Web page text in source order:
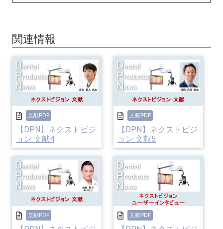
関連情報
文献PDF
【DPN】ネクストビジ
ョン 文献4
文献PDF
【DPN】ネクストビジ
ョン 文献5
文献PDF 文献PDF